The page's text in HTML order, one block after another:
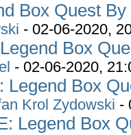
Box Quest
- 02-06-2020,
Box
- 02-06-2020,
Legend Box
Krol Zydowski -
Legend Box